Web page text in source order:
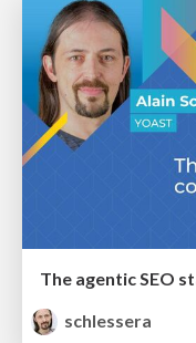
The agentic SEO
schlessera